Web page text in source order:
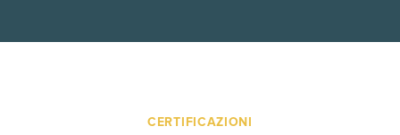
CERTIFICAZIONI